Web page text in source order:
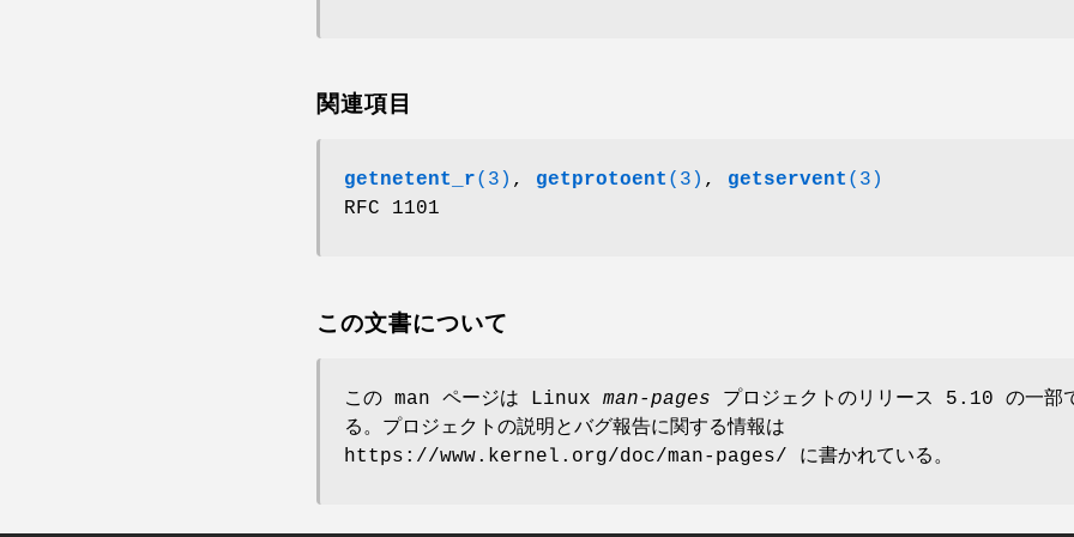
関連項目
getnetent_r(3) , getprotoent (3) , getservent (3)
RFC 1101
この文書について
この man ページは Linux man-pages プロジェクトのリリース 5.10 の一部
る。プロジェクトの説明とバグ報告に関する情報は
https://www.kernel.org/doc/man-pages/ に書かれている。